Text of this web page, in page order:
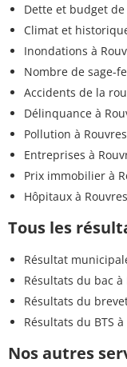
Dette et budget de
Climat et
Inondations à
Nombre de sage-
Accidents de la
Délinquance à
Pollution à Rouvres
Entreprises à
Prix immobilier à
Hôpitaux à Rouvres
Tous les
Résultat
Résultats du bac à
Résultats du
Résultats du BTS à
Nos autres